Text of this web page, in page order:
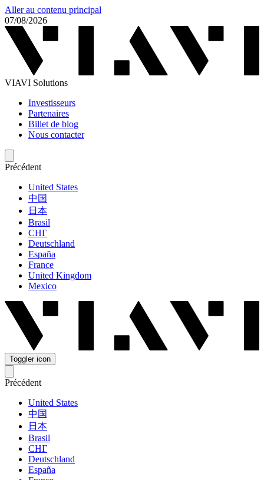
Aller au contenu principal
07/08/2026
VIAVI Solutions
Investisseurs
Partenaires
Billet de blog
Nous contacter
Précédent
United States
中国
日本
Brasil
СНГ
Deutschland
España
France
United Kingdom
Mexico
Toggler icon
Précédent
United States
中国
日本
Brasil
СНГ
Deutschland
España